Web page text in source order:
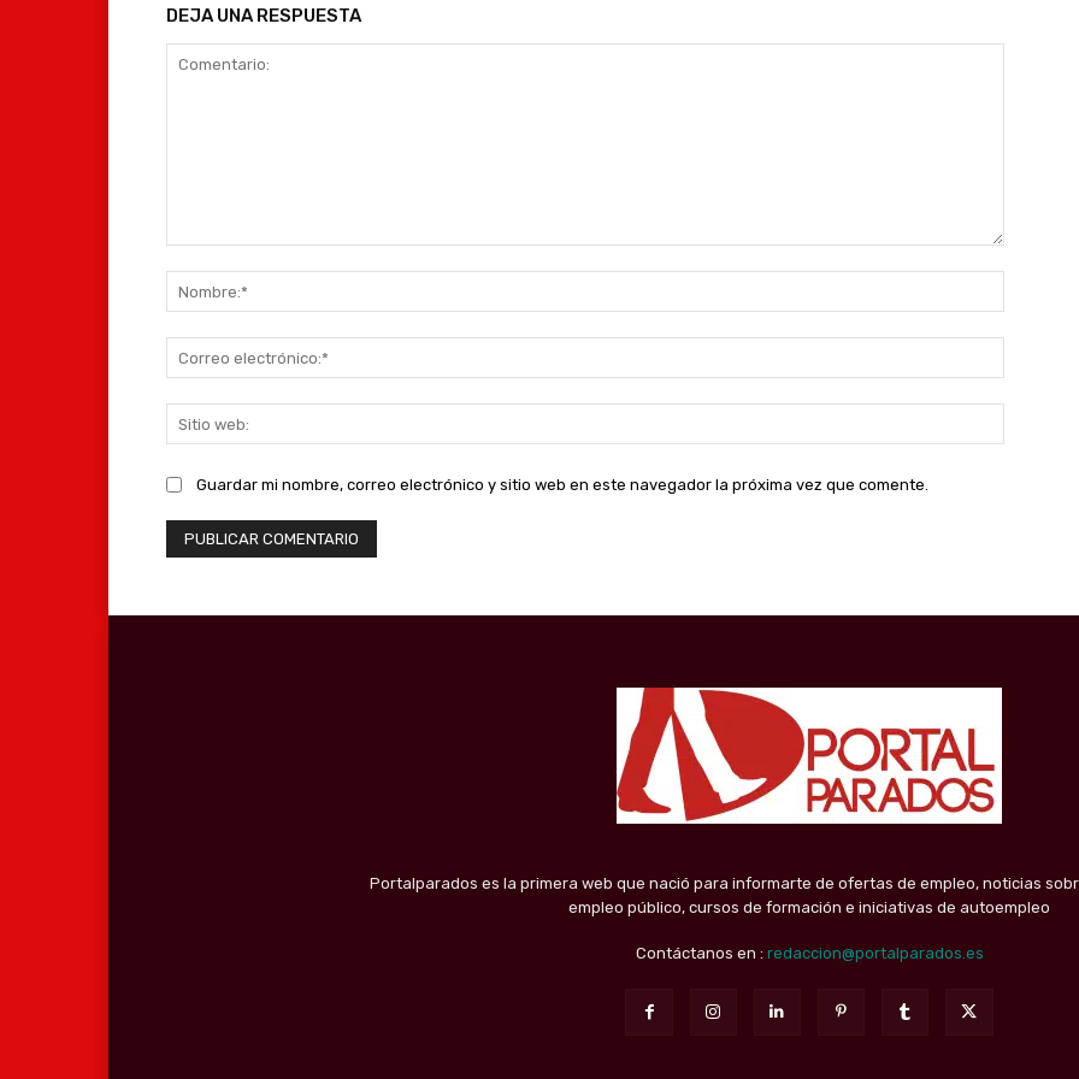
DEJA UNA RESPUESTA
web:
Guardar mi nombre, correo electrónico y sitio web en este navegador la próxima vez que comente.
Portalparados es la primera web que nació para informarte de ofertas de empleo, noticias
empleo público, cursos de formación e iniciativas de autoempleo
Contáctanos en : redaccion@portalparados.es